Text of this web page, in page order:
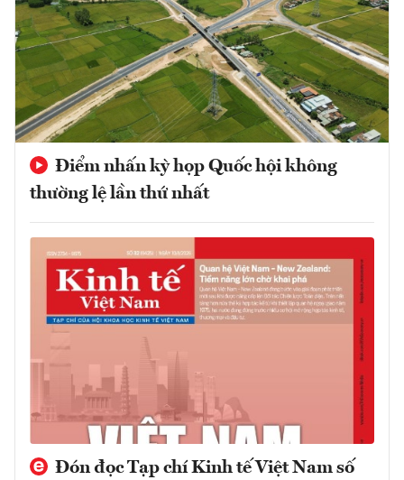
Điểm nhấn kỳ họp Quốc hội không
thường lệ lần thứ nhất
Đón đọc Tạp chí Kinh tế Việt Nam số